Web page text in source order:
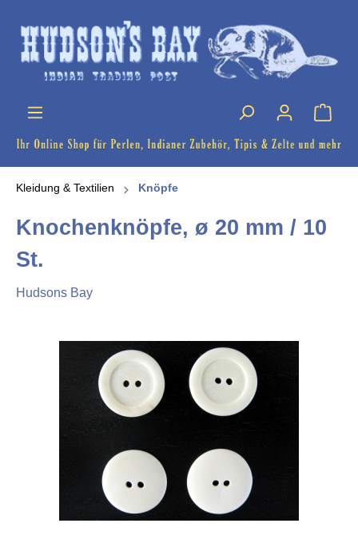
Kleidung & Textilien Knöpfe
Knochenknöpfe, ø 20 mm / 10
St.
Hudsons Bay